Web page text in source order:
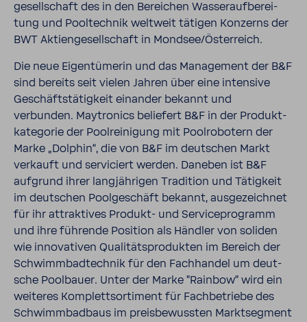
ge­sell­schaft des in den Berei­chen Wasser­auf­be­rei­
tung und Pool­technik welt­weit tätigen Konzerns der
BWT Akti­en­ge­sell­schaft in Mondsee/Öster­reich.
Die neue Eigen­tü­merin und das Manage­ment der B&F
sind bereits seit vielen Jahren über eine inten­sive
Geschäfts­tä­tig­keit einander bekannt und
verbunden. Maytro­nics belie­fert B&F in der Produkt­
ka­te­gorie der Pool­rei­ni­gung mit Pool­ro­bo­tern der
Marke „Dolphin“, die von B&F im deut­schen Markt
verkauft und servi­ciert werden. Daneben ist B&F
aufgrund ihrer lang­jäh­rigen Tradi­tion und Tätig­keit
im deut­schen Pool­ge­schäft bekannt, ausge­zeichnet
für ihr attrak­tives Produkt-​ und Service­pro­gramm
und ihre führende Posi­tion als Händler von soliden
wie inno­va­tiven Quali­täts­pro­dukten im Bereich der
Schwimm­bad­technik für den Fach­handel um deut­
sche Pool­bauer. Unter der Marke "Rainbow" wird ein
weiteres Komplett­sor­ti­ment für Fach­be­triebe des
Schwimm­bad­baus im preis­be­wussten Markt­seg­ment